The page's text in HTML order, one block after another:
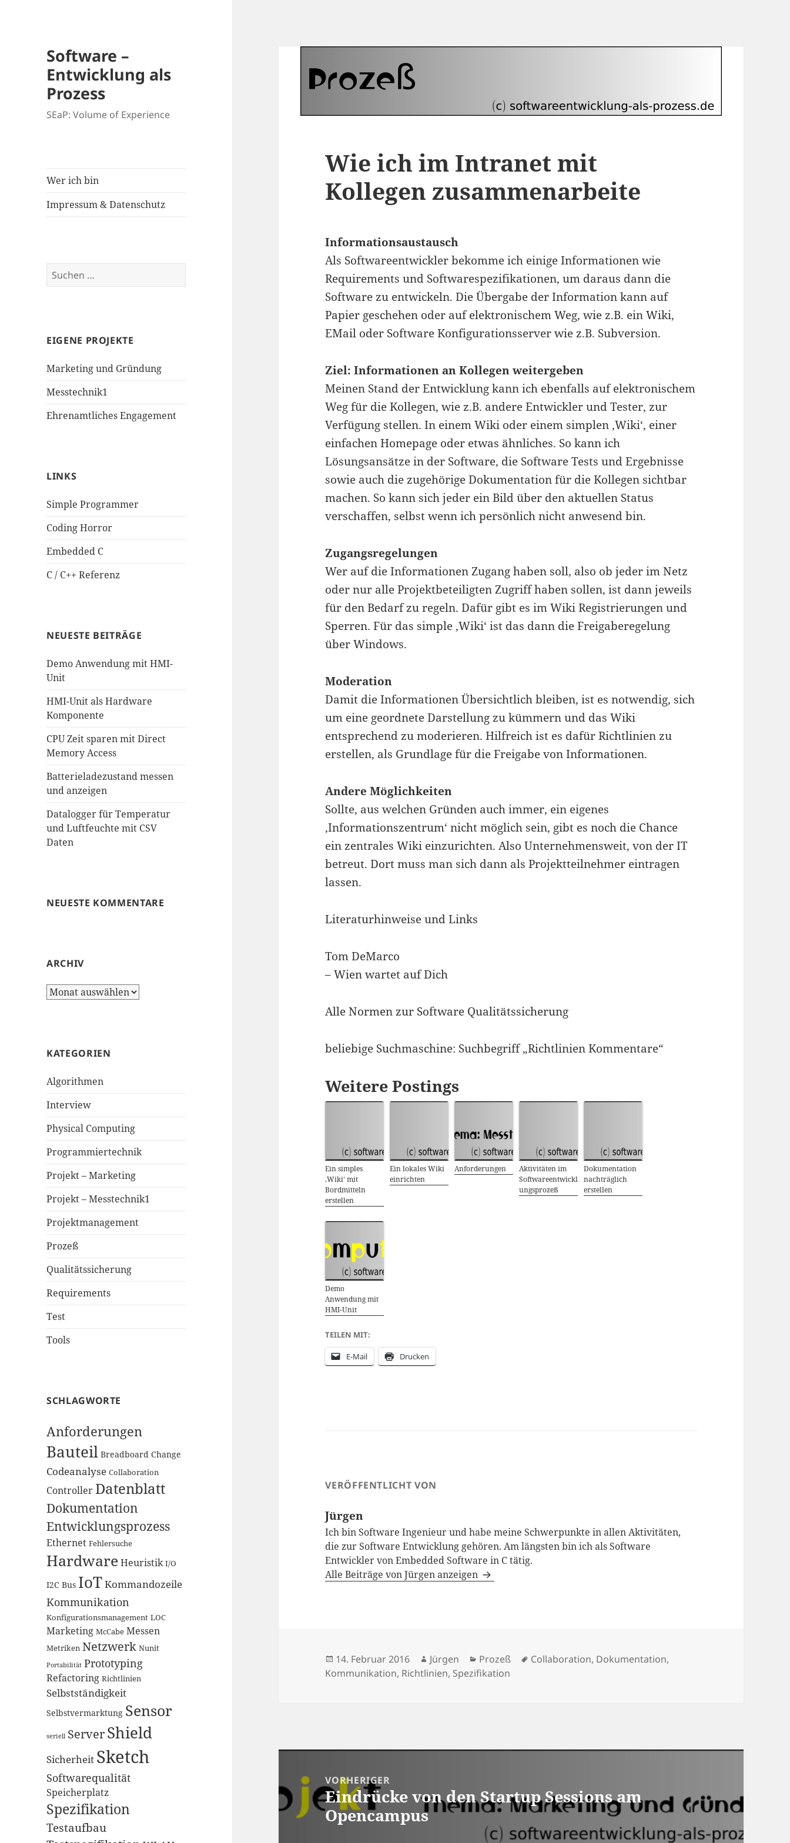
Software –
Entwicklung als
Prozess
SEaP: Volume of Experience
Wer ich bin
Impressum & Datenschutz
Suchen
nach:
EIGENE PROJEKTE
Marketing und Gründung
Messtechnik1
Ehrenamtliches Engagement
LINKS
Simple Programmer
Coding Horror
Embedded C
C / C++ Referenz
NEUESTE BEITRÄGE
Demo Anwendung mit HMI-
Unit
HMI-Unit als Hardware
Komponente
CPU Zeit sparen mit Direct
Memory Access
Batterieladezustand messen
und anzeigen
Datalogger für Temperatur
und Luftfeuchte mit CSV
Daten
NEUESTE KOMMENTARE
ARCHIV
Archiv
KATEGORIEN
Algorithmen
Interview
Physical Computing
Programmiertechnik
Projekt – Marketing
Projekt – Messtechnik1
Projektmanagement
Prozeß
Qualitätssicherung
Requirements
Test
Tools
SCHLAGWORTE
Anforderungen
Bauteil Breadboard Change
Codeanalyse Collaboration
Controller Datenblatt
Dokumentation
Entwicklungsprozess
Ethernet Fehlersuche
HardwareHeuristik I/O
I2C Bus IoTKommandozeile
Kommunikation
Konfigurationsmanagement LOC
Marketing McCabe Messen
Metriken Netzwerk Nunit
Portabilität Prototyping
Refactoring Richtlinien
Selbstständigkeit
Selbstvermarktung Sensor
seriell ServerShield
Sicherheit Sketch
Softwarequalität
Speicherplatz
Spezifikation
Testaufbau
Wie ich im Intranet mit
Kollegen zusammenarbeite
Informationsaustausch
Als Softwareentwickler bekomme ich einige Informationen wie
Requirements und Softwarespezifikationen, um daraus dann die
Software zu entwickeln. DieÜbergabe der Information kann auf
Papier geschehen oder auf elektronischem Weg, wie z.B. ein Wiki,
EMail oder Software Konfigurationsserver wie z.B. Subversion.
Ziel: Informationen an Kollegen weitergeben
Meinen Stand der Entwicklung kann ich ebenfalls auf elektronischem
Weg für die Kollegen, wie z.B. andere Entwickler und Tester, zur
Verfügung stellen. In einem Wiki oder einem simplen ‚Wiki‘, einer
einfachen Homepage oder etwas ähnliches. So kann ich
Lösungsansätze in der Software, die Software Tests und Ergebnisse
sowie auch die zugehörige Dokumentation für die Kollegen sichtbar
machen. So kann sich jeder ein Bild über den aktuellen Status
verschaffen, selbst wenn ich persönlich nicht anwesend bin.
Zugangsregelungen
Wer auf die Informationen Zugang haben soll, also ob jeder im Netz
oder nur alle Projektbeteiligten Zugriff haben sollen, ist dann jeweils
für den Bedarf zu regeln. Dafür gibt es im Wiki Registrierungen und
Sperren. Für das simple ‚Wiki‘ ist das dann die Freigaberegelung
über Windows.
Moderation
Damit die Informationen Übersichtlich bleiben, ist es notwendig, sich
um eine geordnete Darstellung zu kümmern und das Wiki
entsprechend zu moderieren. Hilfreich ist es dafür Richtlinien zu
erstellen, als Grundlage für die Freigabe von Informationen.
Andere Möglichkeiten
Sollte, aus welchen Gründen auch immer, ein eigenes
‚Informationszentrum‘ nicht möglich sein, gibt es noch die Chance
ein zentrales Wiki einzurichten. Also Unternehmensweit, von der IT
betreut. Dort muss man sich dann als Projektteilnehmer eintragen
lassen.
Literaturhinweise und Links
Tom DeMarco
– Wien wartet auf Dich
Alle Normen zur Software Qualitätssicherung
beliebige Suchmaschine: Suchbegriff „Richtlinien Kommentare“
Weitere Postings
Ein simples
‚Wiki‘ mit
Bordmitteln
erstellen
Ein lokales Wiki
einrichten
Anforderungen
Aktivitäten im
Softwareentwickl
ungsprozeß
Dokumentation
nachträglich
erstellen
Demo
Anwendung mit
HMI-Unit
TEILEN MIT:
E-Mail Drucken
VERÖFFENTLICHT VON
Jürgen
Ich bin Software Ingenieur und habe meine Schwerpunkte in allen Aktivitäten,
die zur Software Entwicklung gehören. Am längsten bin ich als Software
Entwickler von Embedded Software in C tätig.
Alle Beiträge von Jürgen anzeigen
Veröffentlicht
am
14. Februar 2016 Autor
Jürgen Kategorien
Prozeß Schlagwörter
Collaboration, Dokumentation,
Kommunikation, Richtlinien, Spezifikation
VORHERIGER
Vorheriger
Beitrag:
Eindrücke von den Startup Sessions am
Opencampus